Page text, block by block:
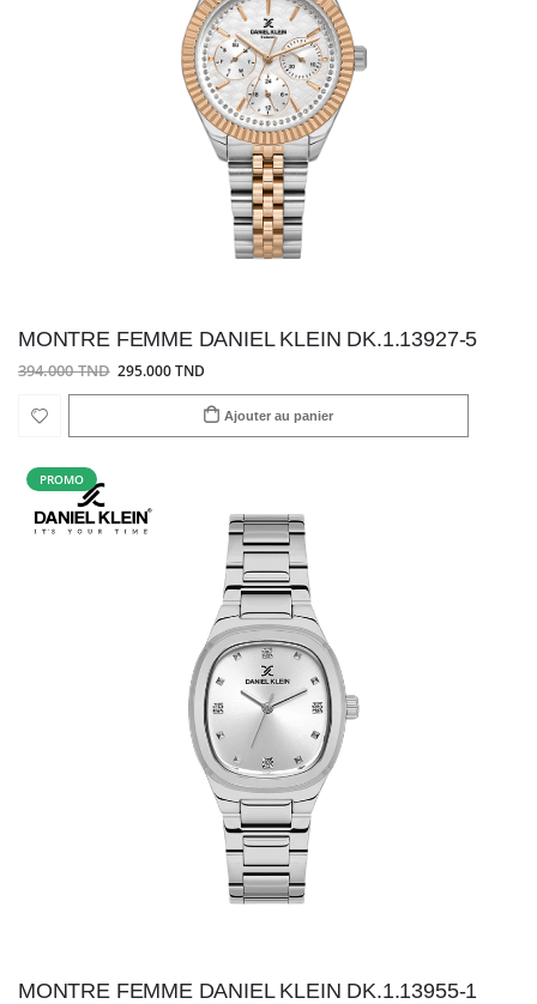
MONTRE FEMME DANIEL KLEIN DK.1.13927-5
394.000 TND 295.000 TND
Ajouter au panier
PROMO
MONTRE FEMME DANIEL KLEIN DK.1.13955-1